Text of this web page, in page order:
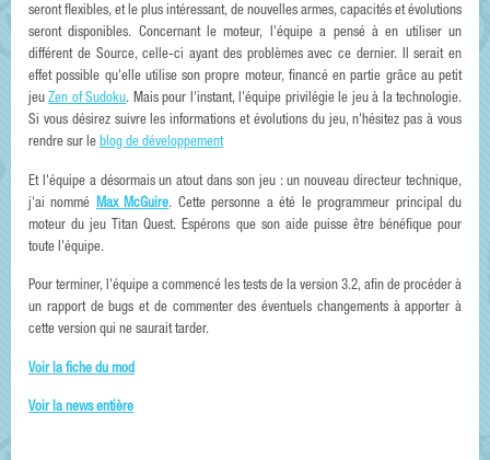
seront flexibles, et le plus intéressant, de nouvelles armes, capacités et évolutions
seront disponibles. Concernant le moteur, l'équipe a pensé à en utiliser un
différent de Source, celle-ci ayant des problèmes avec ce dernier. Il serait en
effet possible qu'elle utilise son propre moteur, financé en partie grâce au petit
jeuZen of Sudoku. Mais pour l'instant, l'équipe privilégie le jeu à la technologie.
Si vous désirez suivre les informations et évolutions du jeu, n'hésitez pas à vous
rendre sur le blog de développement
Et l'équipe a désormais un atout dans son jeu : un nouveau directeur technique,
j'ai nommé
Max McGuire. Cette personne a été le programmeur principal du
moteur du jeu Titan Quest. Espérons que son aide puisse être bénéfique pour
toute l'équipe.
Pour terminer, l'équipe a commencé les tests de la version 3.2, afin de procéder à
un rapport de bugs et de commenter des éventuels changements à apporter à
cette version qui ne saurait tarder.
Voir la fiche du mod
Voir la news entière